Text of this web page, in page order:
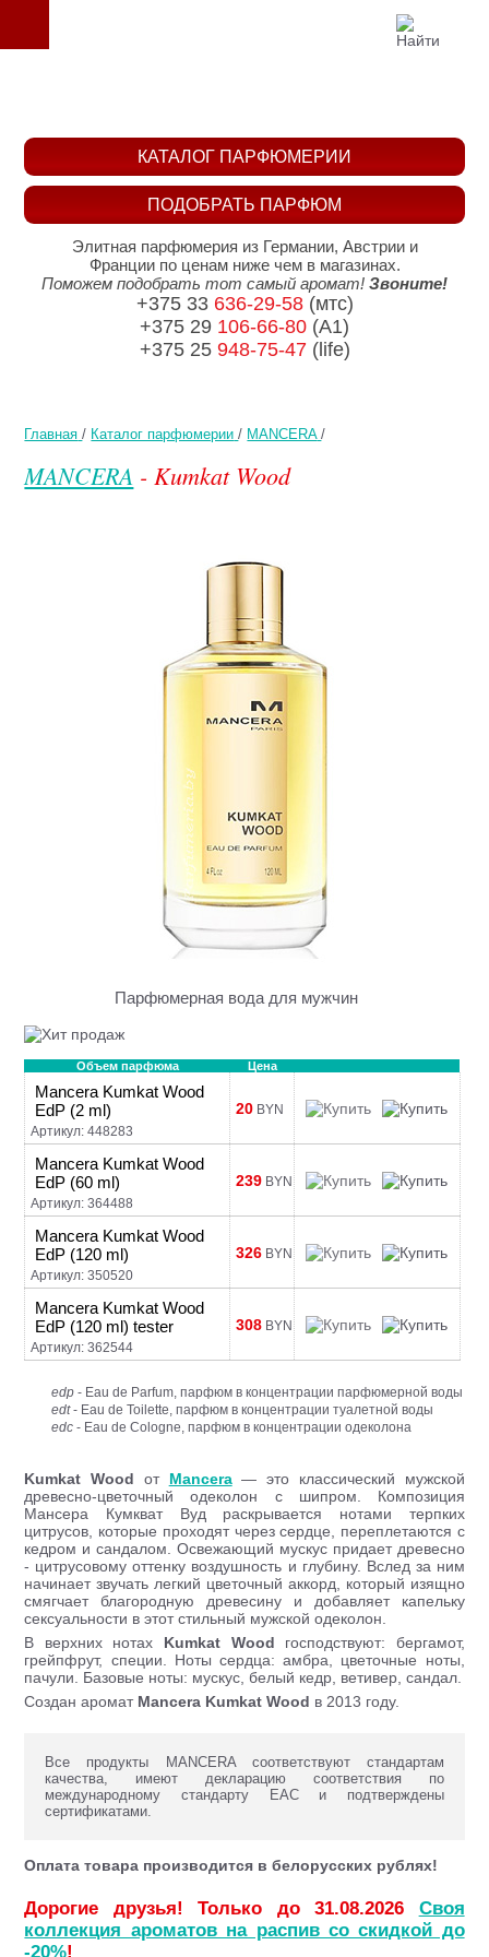
Главная / Каталог парфюмерии / MANCERA /
MANCERA - Kumkat Wood
Парфюмерная вода для мужчин
Объем парфюма Цена
Mancera Kumkat Wood
EdP (2 ml)
Артикул: 448283
20 BYN
Mancera Kumkat Wood
EdP (60 ml)
Артикул: 364488
239 BYN
Mancera Kumkat Wood
EdP (120 ml)
Артикул: 350520
326 BYN
Mancera Kumkat Wood
EdP (120 ml) tester
Артикул: 362544
308 BYN
edp - Eau de Parfum, парфюм в концентрации парфюмерной воды
edt- Eau de Toilette, парфюм в концентрации туалетной воды
edc - Eau de Cologne, парфюм в концентрации одеколона
Kumkat Wood от Mancera — это классический мужской
древесно-цветочный одеколон с шипром. Композиция
Мансера Кумкват Вуд раскрывается нотами терпких
цитрусов, которые проходят через сердце, переплетаются с
кедром и сандалом. Освежающий мускус придает древесно
- цитрусовому оттенку воздушность и глубину. Вслед за ним
начинает звучать легкий цветочный аккорд, который изящно
смягчает благородную древесину и добавляет капельку
сексуальности в этот стильный мужской одеколон.
В верхних нотах Kumkat Wood господствуют: бергамот,
грейпфрут, специи. Ноты сердца: амбра, цветочные ноты,
пачули. Базовые ноты: мускус, белый кедр, ветивер, сандал.
Создан аромат Mancera Kumkat Wood в 2013 году.
Все продукты MANCERA соответствуют стандартам
качества, имеют декларацию соответствия по
международному стандарту ЕАС и подтверждены
сертификатами.
Оплата товара производится в белорусских рублях!
Дорогие друзья! Только до 31.08.2026 Своя
коллекция ароматов на распив со скидкой до
-20%!
ПОДОБРАТЬ ПАРФЮМ
КАТАЛОГ ПАРФЮМЕРИИ
Элитная парфюмерия из Германии, Австрии и
Франции по ценам ниже чем в магазинах.
Поможем подобрать тот самый аромат! Звоните!
+375 33 636-29-58(мтс)
+375 29 106-66-80 (A1)
+375 25 948-75-47(life)